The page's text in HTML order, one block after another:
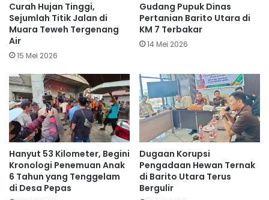
Curah Hujan Tinggi,
Sejumlah Titik Jalan di
Muara Teweh Tergenang
Air
15 Mei 2026
Gudang Pupuk Dinas
Pertanian Barito Utara di
KM 7 Terbakar
14 Mei 2026
Hanyut 53 Kilometer, Begini
Kronologi Penemuan Anak
6 Tahun yang Tenggelam
di Desa Pepas
Dugaan Korupsi
Pengadaan Hewan Ternak
di Barito Utara Terus
Bergulir